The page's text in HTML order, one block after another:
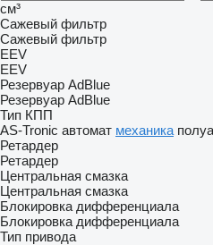
см³
Сажевый фильтр
Сажевый фильтр
EEV
EEV
Резервуар AdBlue
Резервуар AdBlue
Тип КПП
AS-Tronic автомат механика
Ретардер
Ретардер
Центральная смазка
Центральная смазка
Блокировка дифференциала
Блокировка дифференциала
Тип привода